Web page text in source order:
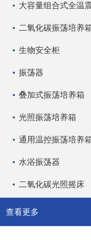
大容量组合式全温
二氧化碳振荡培养
生物安全柜
振荡器
叠加式振荡培养箱
光照振荡培养箱
通用温控振荡培养
水浴振荡器
二氧化碳光照摇床
查看更多